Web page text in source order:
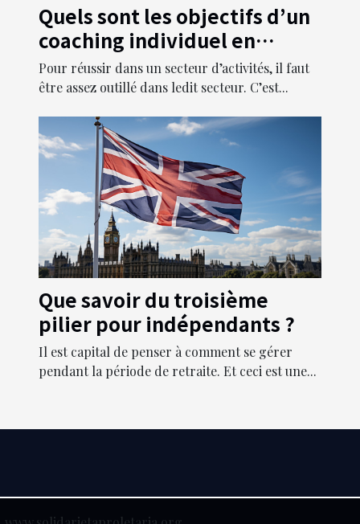
Quels sont les objectifs d’un
coaching individuel en
entreprise ?
Pour réussir dans un secteur d’activités, il faut
être assez outillé dans ledit secteur. C’est...
Que savoir du troisième
pilier pour indépendants ?
Il est capital de penser à comment se gérer
pendant la période de retraite. Et ceci est une...